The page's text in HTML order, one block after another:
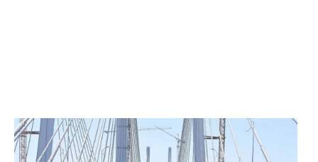
الرئيس عبد الفتاح السيسي يفتتح محور روض الفرج
وكوبري تحيا مصر